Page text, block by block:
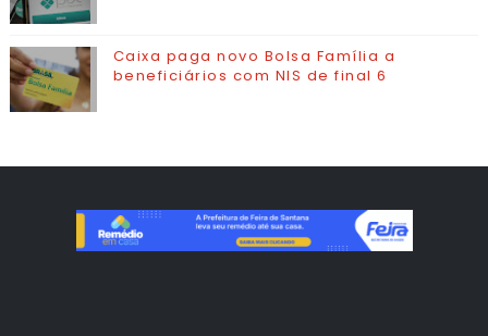
Caixa paga novo Bolsa Família a
beneficiários com NIS de final 6